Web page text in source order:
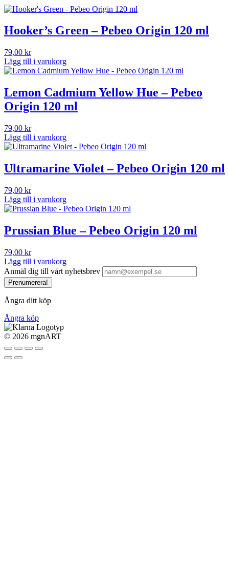
Hooker’s Green – Pebeo Origin 120 ml
79,00 kr
Lägg till i varukorg
Lemon Cadmium Yellow Hue – Pebeo
Origin 120 ml
79,00 kr
Lägg till i varukorg
Ultramarine Violet – Pebeo Origin 120 ml
79,00 kr
Lägg till i varukorg
Prussian Blue – Pebeo Origin 120 ml
79,00 kr
Lägg till i varukorg
Anmäl dig till vårt nyhetsbrev
Prenumerera!
Ångra ditt köp
Ångra köp
© 2026 mgnART